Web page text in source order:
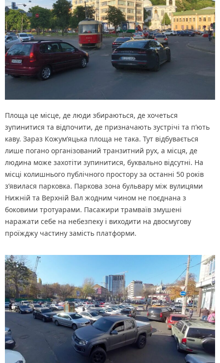
Площа це місце, де люди збираються, де хочеться
зупинитися та відпочити, де призначають зустрічі та п’ють
каву. Зараз Кожум’яцька площа не така. Тут відбувається
лише погано організований транзитний рух, а місця, де
людина може захотіти зупинитися, буквально відсутні. На
місці колишнього публічного простору за останні 50 років
з’явилася парковка. Паркова зона бульвару між вулицями
Нижній та Верхній Вал жодним чином не поєднана з
боковими тротуарами. Пасажири трамваїв змушені
наражати себе на небезпеку і виходити на двосмугову
проїжджу частину замість платформи.